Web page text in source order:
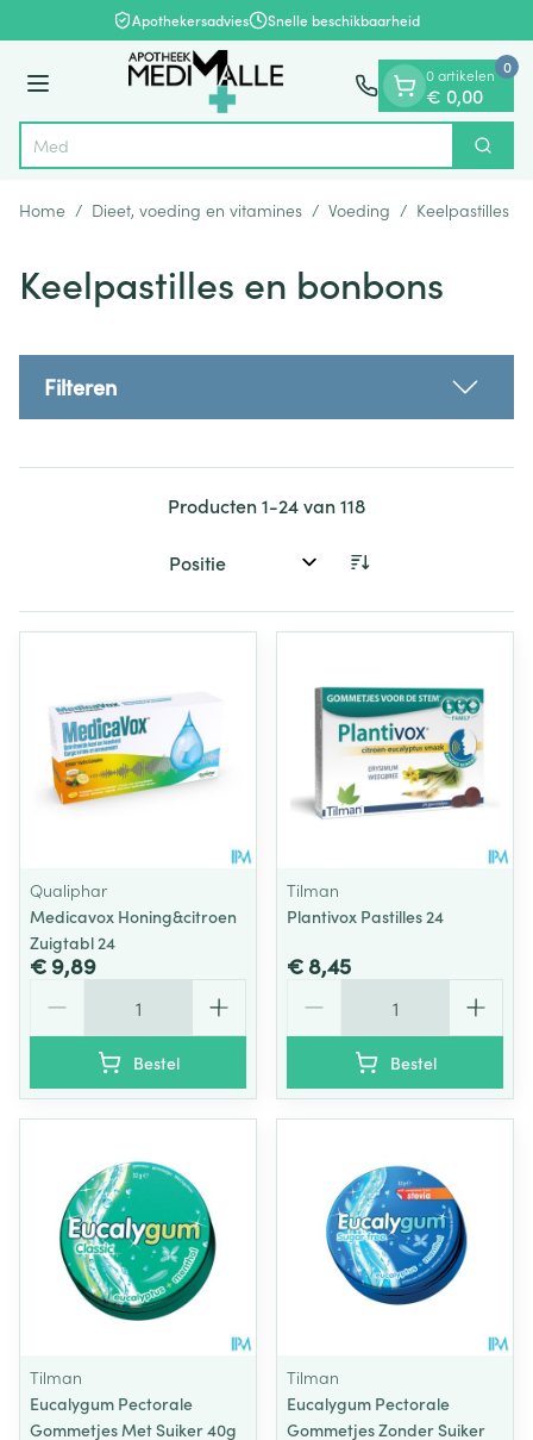
Ga naar de inhoudApothekersadvies Snelle beschikbaarheid
Menu
Product, merk, categorie... Zoek
0 artikelen
€ 0,00
0
Home / Dieet, voeding en vitamines / Voeding / Keelpastilles
Keelpastilles en bonbons
Filteren
Producten1-24van118
Sorteer op:
Qualiphar
Medicavox Honing&citroen
Zuigtabl 24
€ 9,89
Bestel
Tilman
Plantivox Pastilles 24
€ 8,45
Bestel
Tilman
Eucalygum Pectorale
Gommetjes Met Suiker 40g
Tilman
Eucalygum Pectorale
Gommetjes Zonder Suiker